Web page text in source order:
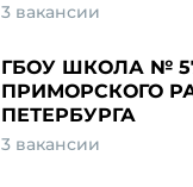
3 вакансии
ГБОУ ШКОЛА №
ПРИМОРСКОГО
ПЕТЕРБУРГА
3 вакансии